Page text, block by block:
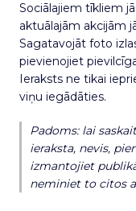
Sociālajiem tīkliem
aktuālajām akcijām
Sagatavojāt foto
pievienojiet
Ieraksts ne tikai
viņu iegādāties.
Padoms: lai
ieraksta, nevis,
izmantojiet
neminiet to citos